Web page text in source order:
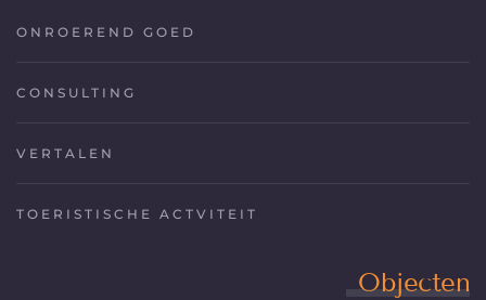
ONROEREND GOED
CONSULTING
VERTALEN
TOERISTISCHE ACTVITEIT
Objecten